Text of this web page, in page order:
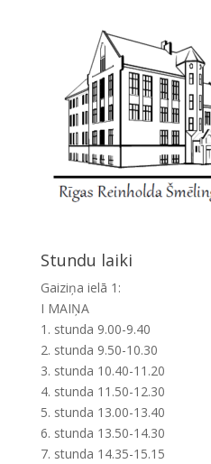
Stundu laiki
Gaiziņa ielā 1:
I MAIŅA
1. stunda 9.00-9.40
2. stunda 9.50-10.30
3. stunda 10.40-11.20
4. stunda 11.50-12.30
5. stunda 13.00-13.40
6. stunda 13.50-14.30
7. stunda 14.35-15.15